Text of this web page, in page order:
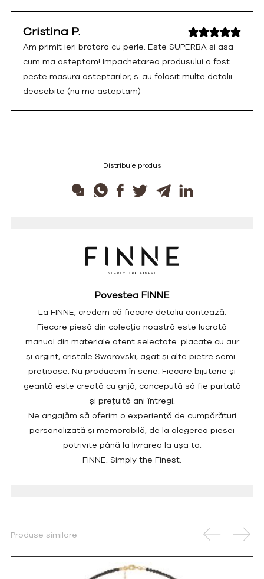
Cristina P.
Am primit ieri bratara cu perle. Este SUPERBA si asa
cum ma asteptam! Impachetarea produsului a fost
peste masura asteptarilor, s-au folosit multe detalii
deosebite (nu ma asteptam)
Distribuie produs
Povestea FINNE
La FINNE, credem că fiecare detaliu contează.
Fiecare piesă din colecția noastră este lucrată
manual din materiale atent selectate: placate cu aur
și argint, cristale Swarovski, agat și alte pietre semi-
prețioase. Nu producem în serie. Fiecare bijuterie și
geantă este creată cu grijă, concepută să fie purtată
și prețuită ani întregi.
Ne angajăm să oferim o experiență de cumpărături
personalizată și memorabilă, de la alegerea piesei
potrivite până la livrarea la ușa ta.
FINNE. Simply the Finest.
Produse similare